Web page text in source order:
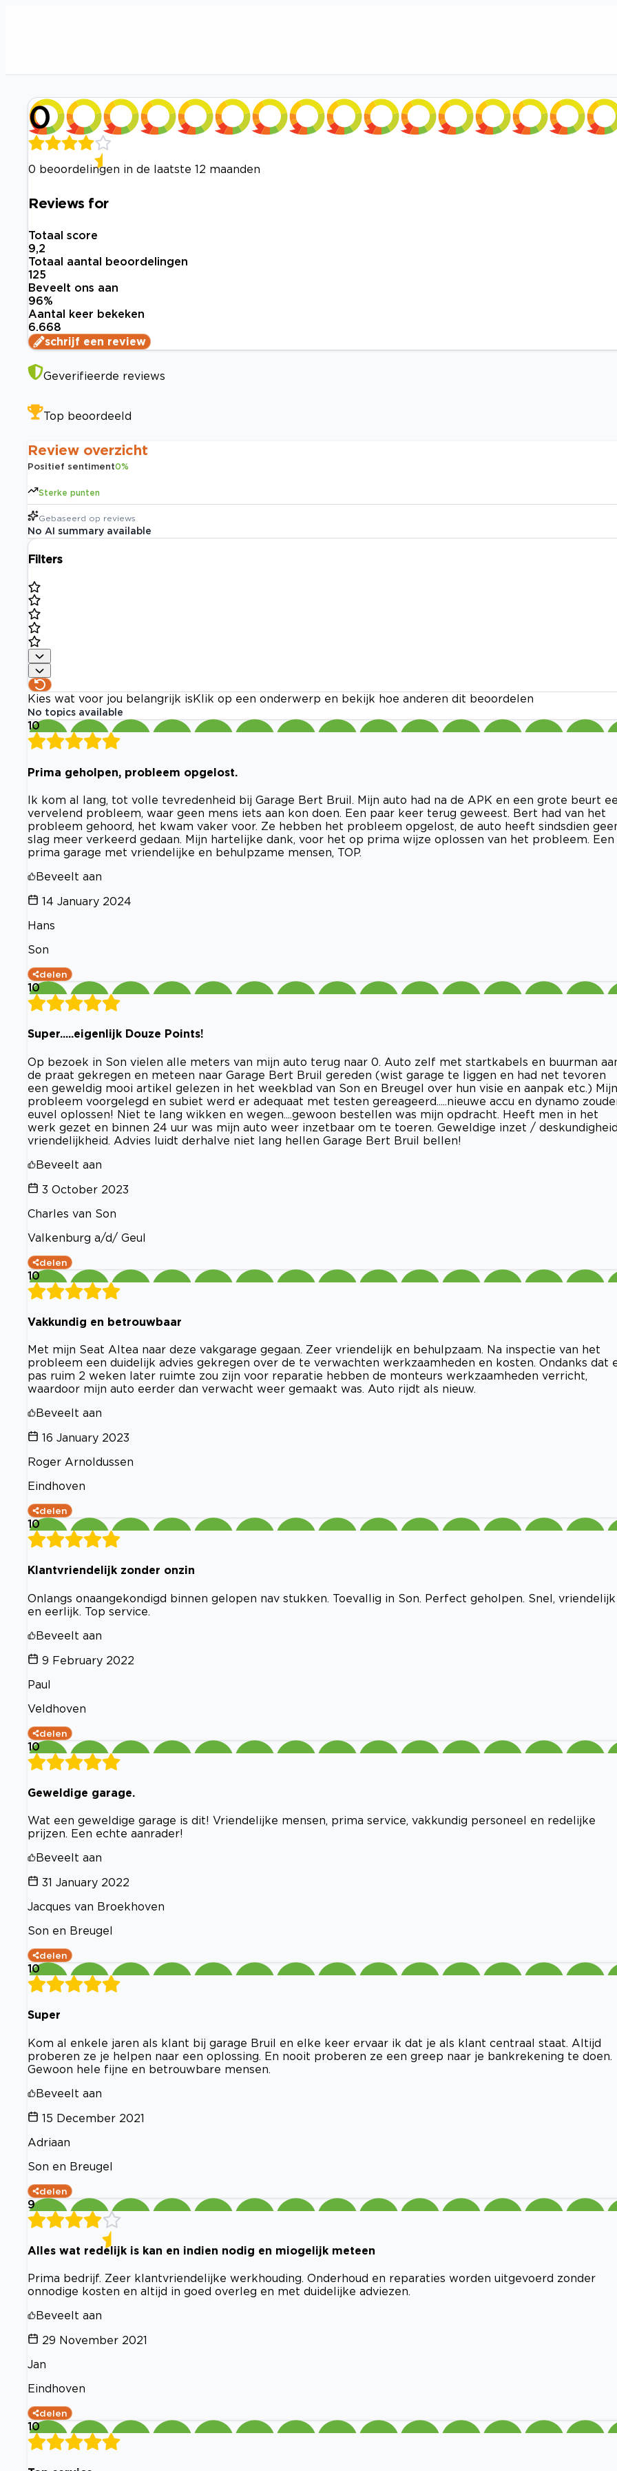
0
0 beoordelingen in de laatste 12 maanden
Reviews for
Totaal score
9,2
Totaal aantal beoordelingen
125
Beveelt ons aan
96%
Aantal keer bekeken
6.668
schrijf een review
Geverifieerde reviews
Top beoordeeld
Review overzicht
Positief sentiment0%
Sterke punten
Gebaseerd op reviews
No AI summary available
Filters
Kies wat voor jou belangrijk is Klik op een onderwerp en bekijk hoe anderen dit beoordelen
No topics available
10
Prima geholpen, probleem opgelost.
Ik kom al lang, tot volle tevredenheid bij Garage Bert Bruil. Mijn auto had na de APK en een grote beurt
vervelend probleem, waar geen mens iets aan kon doen. Een paar keer terug geweest. Bert had van het
probleem gehoord, het kwam vaker voor. Ze hebben het probleem opgelost, de auto heeft sindsdien
slag meer verkeerd gedaan. Mijn hartelijke dank, voor het op prima wijze oplossen van het probleem. Een
prima garage met vriendelijke en behulpzame mensen, TOP.
Beveelt aan
14 January 2024
Hans
Son
delen
10
Super.....eigenlijk Douze Points!
Op bezoek in Son vielen alle meters van mijn auto terug naar 0. Auto zelf met startkabels en buurman
de praat gekregen en meteen naar Garage Bert Bruil gereden (wist garage te liggen en had net tevoren
een geweldig mooi artikel gelezen in het weekblad van Son en Breugel over hun visie en aanpak etc.) Mijn
probleem voorgelegd en subiet werd er adequaat met testen gereageerd.....nieuwe accu en dynamo
euvel oplossen! Niet te lang wikken en wegen....gewoon bestellen was mijn opdracht. Heeft men in het
werk gezet en binnen 24 uur was mijn auto weer inzetbaar om te toeren. Geweldige inzet /
vriendelijkheid. Advies luidt derhalve niet lang hellen Garage Bert Bruil bellen!
Beveelt aan
3 October 2023
Charles van Son
Valkenburg a/d/ Geul
delen
10
Vakkundig en betrouwbaar
Met mijn Seat Altea naar deze vakgarage gegaan. Zeer vriendelijk en behulpzaam. Na inspectie van het
probleem een duidelijk advies gekregen over de te verwachten werkzaamheden en kosten. Ondanks dat
pas ruim 2 weken later ruimte zou zijn voor reparatie hebben de monteurs werkzaamheden verricht,
waardoor mijn auto eerder dan verwacht weer gemaakt was. Auto rijdt als nieuw.
Beveelt aan
16 January 2023
Roger Arnoldussen
Eindhoven
delen
10
Klantvriendelijk zonder onzin
Onlangs onaangekondigd binnen gelopen nav stukken. Toevallig in Son. Perfect geholpen. Snel, vriendelijk
en eerlijk. Top service.
Beveelt aan
9 February 2022
Paul
Veldhoven
delen
10
Geweldige garage.
Wat een geweldige garage is dit! Vriendelijke mensen, prima service, vakkundig personeel en redelijke
prijzen. Een echte aanrader!
Beveelt aan
31 January 2022
Jacques van Broekhoven
Son en Breugel
delen
10
Super
Kom al enkele jaren als klant bij garage Bruil en elke keer ervaar ik dat je als klant centraal staat. Altijd
proberen ze je helpen naar een oplossing. En nooit proberen ze een greep naar je bankrekening te doen.
Gewoon hele fijne en betrouwbare mensen.
Beveelt aan
15 December 2021
Adriaan
Son en Breugel
delen
9
Alles wat redelijk is kan en indien nodig en miogelijk meteen
Prima bedrijf. Zeer klantvriendelijke werkhouding. Onderhoud en reparaties worden uitgevoerd zonder
onnodige kosten en altijd in goed overleg en met duidelijke adviezen.
Beveelt aan
29 November 2021
Jan
Eindhoven
delen
10